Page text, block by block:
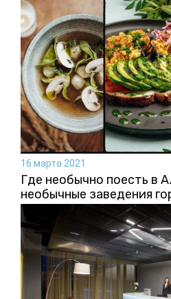
16 марта 2021
Где необычно поесть в
необычные заведения